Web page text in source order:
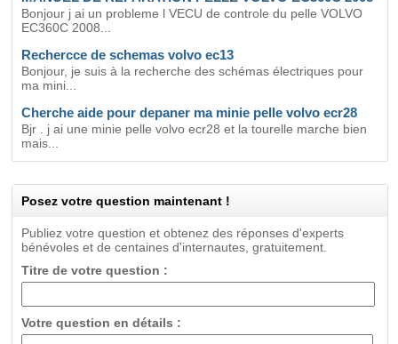
Bonjour j ai un probleme l VECU de controle du pelle VOLVO
EC360C 2008...
Rechercce de schemas volvo ec13
Bonjour, je suis à la recherche des schémas électriques pour
ma mini...
Cherche aide pour depaner ma minie pelle volvo ecr28
Bjr . j ai une minie pelle volvo ecr28 et la tourelle marche bien
mais...
Posez votre question maintenant !
Publiez votre question et obtenez des réponses d'experts
bénévoles et de centaines d'internautes, gratuitement.
Titre de votre question :
Votre question en détails :